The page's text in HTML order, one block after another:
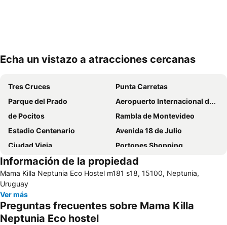
Echa un vistazo a atracciones cercanas
Tres Cruces
Punta Carretas
Parque del Prado
Aeropuerto Internacional de Carrasco General Cesáreo L. Berisso
de Pocitos
Rambla de Montevideo
Estadio Centenario
Avenida 18 de Julio
Ciudad Vieja
Portones Shopping
Montevideo Shopping
Parque Rodó
Playa Buceo
Plaza Independencia
Feria de Tristán Narvaja
Club de Golf del Uruguay
Palacio Salvo
Hipódromo Nacional de Maroñas
Información de la propiedad
Mama Killa Neptunia Eco Hostel m181 s18, 15100, Neptunia,
Uruguay
Ver más
Preguntas frecuentes sobre Mama Killa
Neptunia Eco hostel